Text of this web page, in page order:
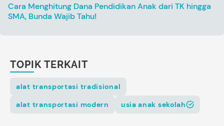
Cara Menghitung Dana Pendidikan Anak dari TK hingga
SMA, Bunda Wajib Tahu!
TOPIK TERKAIT
alat transportasi tradisional
alat transportasi modern
usia anak sekolah